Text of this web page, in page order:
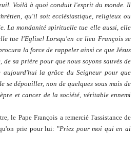
Voilà à quoi conduit l'esprit du monde. Il
qu'il soit ecclésiastique, religieux ou
La mondanité spirituelle tue elle aussi, elle
tue l'Eglise! Lorsqu'en ce lieu François se
la force de rappeler ainsi ce que Jésus
sa prière pour que nous soyons sauvés de
aujourd'hui la grâce du Seigneur pour que
se dépouiller, non de quelques sous mais de
et cancer de la société, véritable ennemi
le Pape François a remercié l'assistance de
prie pour lui: "Priez pour moi qui en ai